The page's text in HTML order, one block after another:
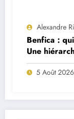
Alexandre
Benfica :
Une
deux
5 Août 2026